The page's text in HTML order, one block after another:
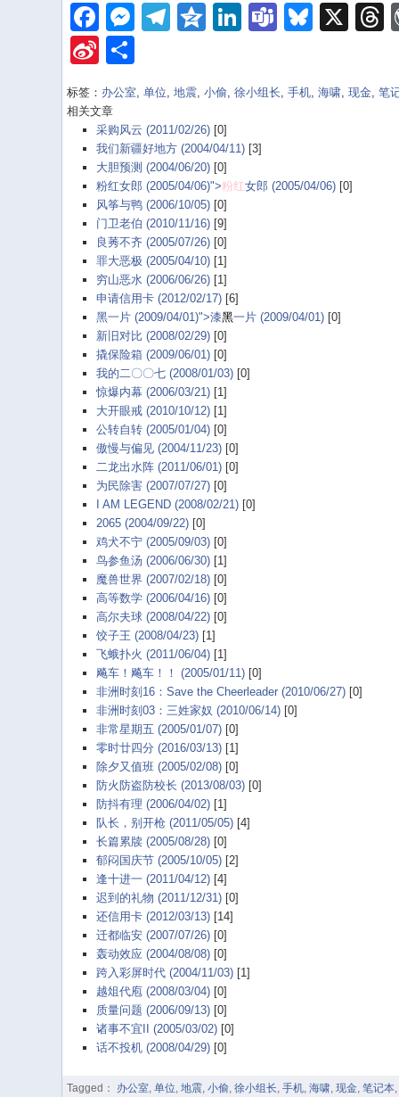
Facebook
Messenger
Telegram
Qzone
LinkedIn
TeamsX
Sina
Weibo
标签： 办公室,单位,地震,小偷,徐小组长,手机,海啸,现金,笔
相关文章
采购风云 (2011/02/26)[0]
我们新疆好地方 (2004/04/11)[3]
大胆预测 (2004/06/20)[0]
粉红女郎 (2005/04/06)">粉红女郎 (2005/04/06)[0]
风筝与鸭 (2006/10/05)[0]
门卫老伯 (2010/11/16)[9]
良莠不齐 (2005/07/26)[0]
罪大恶极 (2005/04/10)[1]
穷山恶水 (2006/06/26)[1]
申请信用卡 (2012/02/17)[6]
黑一片 (2009/04/01)">漆黑一片 (2009/04/01)[0]
新旧对比 (2008/02/29)[0]
撬保险箱 (2009/06/01)[0]
我的二〇〇七 (2008/01/03)[0]
惊爆内幕 (2006/03/21)[1]
大开眼戒 (2010/10/12)[1]
公转自转 (2005/01/04)[0]
傲慢与偏见 (2004/11/23)[0]
二龙出水阵 (2011/06/01)[0]
为民除害 (2007/07/27)[0]
I AM LEGEND (2008/02/21)[0]
2065 (2004/09/22)[0]
鸡犬不宁 (2005/09/03)[0]
鸟参鱼汤 (2006/06/30)[1]
魔兽世界 (2007/02/18)[0]
高等数学 (2006/04/16)[0]
高尔夫球 (2008/04/22)[0]
饺子王 (2008/04/23)[1]
飞蛾扑火 (2011/06/04)[1]
飚车！飚车！！ (2005/01/11)[0]
非洲时刻16：Save the Cheerleader (2010/06/27)[0]
非洲时刻03：三姓家奴 (2010/06/14)[0]
非常星期五 (2005/01/07)[0]
零时廿四分 (2016/03/13)[1]
除夕又值班 (2005/02/08)[0]
防火防盗防校长 (2013/08/03)[0]
防抖有理 (2006/04/02)[1]
队长，别开枪 (2011/05/05)[4]
长篇累牍 (2005/08/28)[0]
郁闷国庆节 (2005/10/05)[2]
逢十进一 (2011/04/12)[4]
迟到的礼物 (2011/12/31)[0]
还信用卡 (2012/03/13)[14]
迁都临安 (2007/07/26)[0]
轰动效应 (2004/08/08)[0]
跨入彩屏时代 (2004/11/03)[1]
越俎代庖 (2008/03/04)[0]
质量问题 (2006/09/13)[0]
诸事不宜II (2005/03/02)[0]
话不投机 (2008/04/29)[0]
Tagged： 办公室, 单位, 地震, 小偷, 徐小组长, 手机, 海啸, 现金, 笔记本,